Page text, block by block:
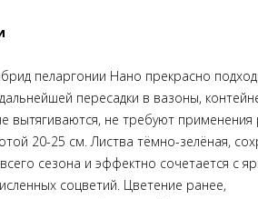
пеларгонии Нано прекрасно
пересадки в вазоны,
вытягиваются, не требуют применения
20-25 см. Листва тёмно-зелёная,
сезона и эффектно сочетается с
соцветий. Цветение ранее,